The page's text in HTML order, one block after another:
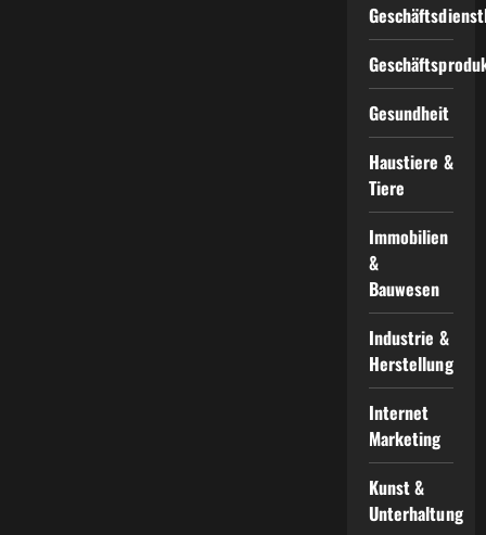
Gesundheit
Haustiere &
Tiere
Immobilien
&
Bauwesen
Industrie &
Herstellung
Internet
Marketing
Kunst &
Unterhaltung